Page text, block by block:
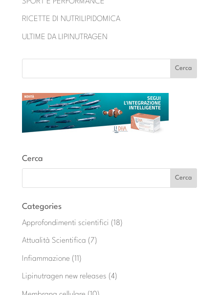
RICETTE DI NUTRILIPIDOMICA
ULTIME DA LIPINUTRAGEN
Cerca
Categories
Approfondimenti scientifici (18)
Attualità Scientifica (7)
Infiammazione (11)
Lipinutragen new releases (4)